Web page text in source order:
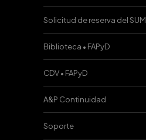
Solicitud de reserva del SUM
Biblioteca • FAPyD
CDV • FAPyD
A&P Continuidad
Soporte